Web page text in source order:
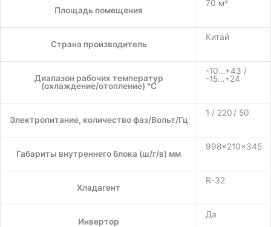
Площадь помещения
70 м²
Страна производитель
Китай
Диапазон рабочих температур
(охлаждение/отопление) °C
-10…+43 /
-15…+24
Электропитание, количество фаз/Вольт/Гц
1 / 220 / 50
Габариты внутреннего блока (ш/г/в) мм
998×210×345
Хладагент
R-32
Инвертор
Да